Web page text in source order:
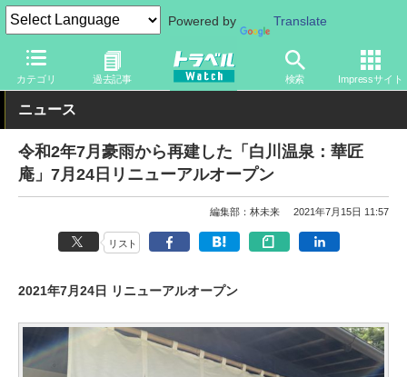
Powered by Translate
カテゴリ 過去記事 検索 Impressサイト
トラベル Watch 旅の情報 ホテル・旅館
ニュース
令和2年7月豪雨から再建した「白川温泉：華匠
庵」7月24日リニューアルオープン
編集部：林未来 2021年7月15日 11:57
リスト
2021年7月24日 リニューアルオープン